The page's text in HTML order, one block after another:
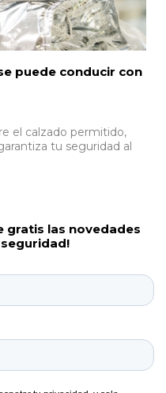
puede conducir con
el calzado permitido,
tu seguridad al
gratis las novedades